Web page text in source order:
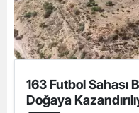
163 Futbol Sahası
Doğaya